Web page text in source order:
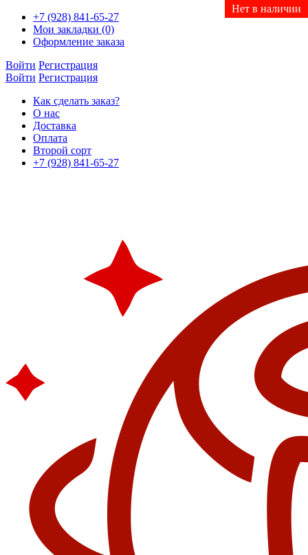
+7 (928) 841-65-27
Мои закладки (0)
Оформление заказа
Войти Регистрация
Войти Регистрация
Как сделать заказ?
О нас
Доставка
Оплата
Второй сорт
+7 (928) 841-65-27
Нет в наличии
Нет в наличии
Нет в наличии
Нет в наличии
Нет в наличии